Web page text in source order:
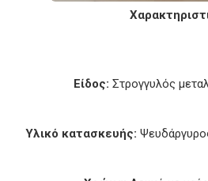
Είδος: Στρογγυλός
Υλικό κατασκευής: